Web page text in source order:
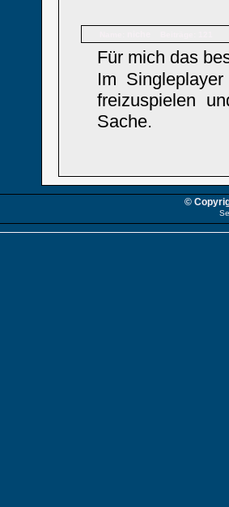
Für mich das
Im
freizuspielen
Sache.
©